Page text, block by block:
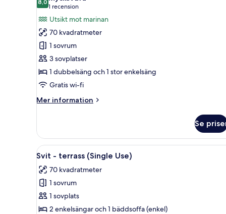
foton
för
Svit
Premium
(3
Adults)
8,08,0 av 10
1 recension
(1 recension)
Utsikt mot marinan
70 kvadratmeter
1 sovrum
3 sovplatser
1 dubbelsäng och 1 stor enkelsäng
Gratis wi-fi
Mer information
Mer
Premium
(3
Adults)
Se
Öppna
alla
foton
för
Svit
-
En snyggt bäddad säng med
9
Svit - terrass (Single Use)
70 kvadratmeter
1 sovrum
1 sovplats
2 enkelsängar och 1 bäddsoffa (enkel)